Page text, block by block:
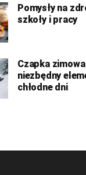
Pomysły na
szkoły i pracy
Czapka
niezbędny
chłodne dni